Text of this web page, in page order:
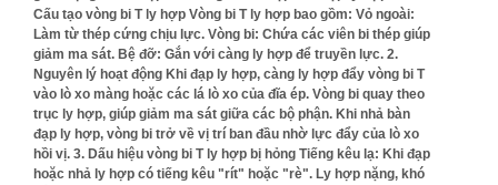
Cấu tạo vòng bi T ly hợp Vòng bi T ly hợp bao gồm: Vỏ ngoài:
Làm từ thép cứng chịu lực. Vòng bi: Chứa các viên bi thép giúp
giảm ma sát. Bệ đỡ: Gắn với càng ly hợp để truyền lực. 2.
Nguyên lý hoạt động Khi đạp ly hợp, càng ly hợp đẩy vòng bi T
vào lò xo màng hoặc các lá lò xo của đĩa ép. Vòng bi quay theo
trục ly hợp, giúp giảm ma sát giữa các bộ phận. Khi nhả bàn
đạp ly hợp, vòng bi trở về vị trí ban đầu nhờ lực đẩy của lò xo
hồi vị. 3. Dấu hiệu vòng bi T ly hợp bị hỏng Tiếng kêu lạ: Khi đạp
hoặc nhả ly hợp có tiếng kêu "rít" hoặc "rè". Ly hợp nặng, khó